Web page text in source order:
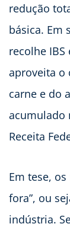
redução
básica. Em
recolhe IBS
aproveita o
carne e do
acumulado
Receita
Em tese,
fora”, ou
indústria.